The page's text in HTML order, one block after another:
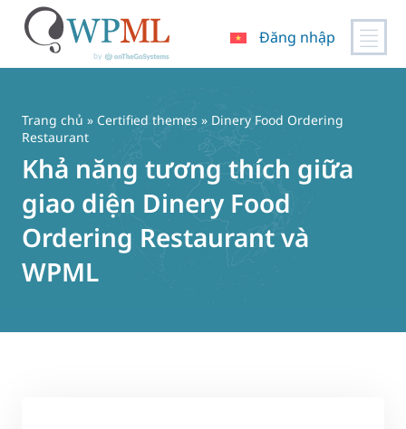
dung
Đăng nhập
Trang chủ » Certified themes » Dinery Food Ordering
Restaurant
Khả năng tương thích giữa
giao diện Dinery Food
Ordering Restaurant và
WPML